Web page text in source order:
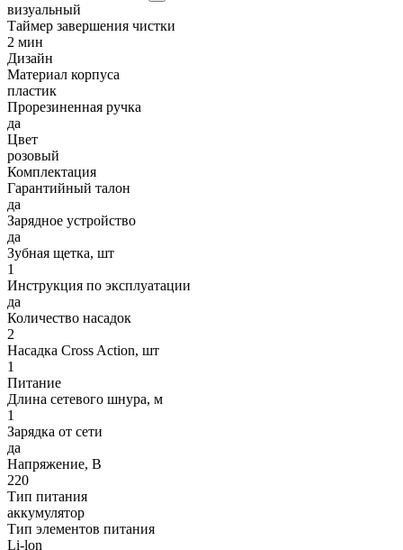
визуальный
Таймер завершения чистки
2 мин
Дизайн
Материал корпуса
пластик
Прорезиненная ручка
да
Цвет
розовый
Комплектация
Гарантийный талон
да
Зарядное устройство
да
Зубная щетка, шт
1
Инструкция по эксплуатации
да
Количество насадок
2
Насадка Cross Action, шт
1
Питание
Длина сетевого шнура, м
1
Зарядка от сети
да
Напряжение, В
220
Тип питания
аккумулятор
Тип элементов питания
Li-lon